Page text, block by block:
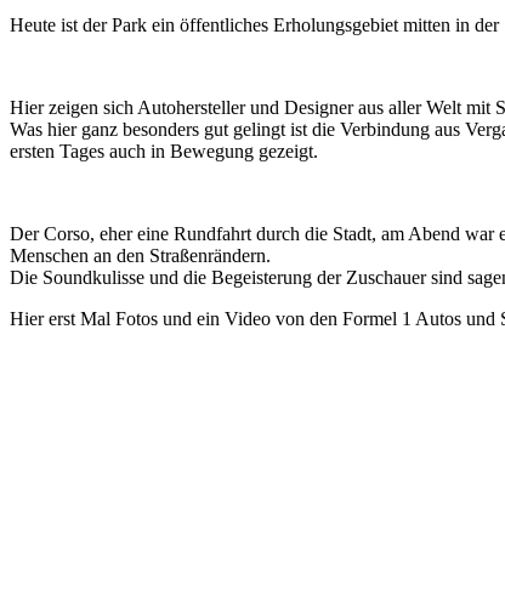
Heute ist der Park ein öffentliches Erholungsgebiet mitten in
Hier zeigen sich Autohersteller und Designer aus aller Welt mit
Was hier ganz besonders gut gelingt ist die Verbindung aus
ersten Tages auch in Bewegung gezeigt.
Der Corso, eher eine Rundfahrt durch die Stadt, am Abend
Menschen an den Straßenrändern.
Die Soundkulisse und die Begeisterung der Zuschauer sind
Hier erst Mal Fotos und ein Video von den Formel 1 Autos und